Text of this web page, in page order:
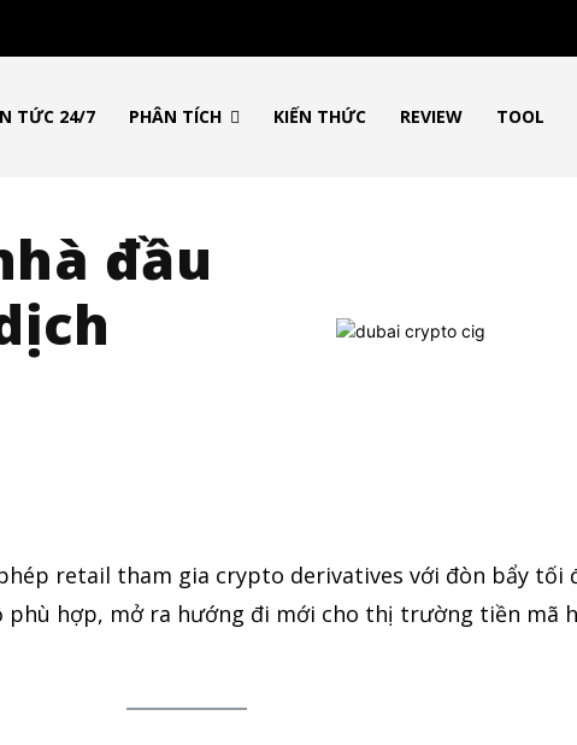
TỨC 24/7 PHÂN TÍCH KIẾN THỨC REVIEW TOOL
đầu
retail tham gia crypto derivatives với đòn bẩy tối
phù hợp, mở ra hướng đi mới cho thị trường tiền mã